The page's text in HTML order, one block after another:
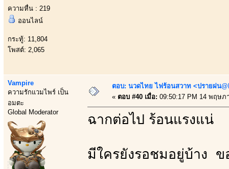
ความหื่น : 219
ออนไลน์
กระทู้: 11,804
โพสต์: 2,065
Vampire
ความรักแวมไพร์ เป็น
อมตะ
Global Moderator
ตอบ: นวดไทย ไฟร้อนสวาท <ปรายฝน
« ตอบ #40 เมื่อ: 09:50:17 PM 14 พฤษภ
ฉากต่อไป ร้อนแรงแน่
มีใครยังรอชมอยู่บ้าง